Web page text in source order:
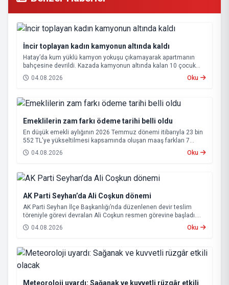
İncir toplayan kadın kamyonun altında kaldı
Hatay’da kum yüklü kamyon yokuşu çıkamayarak apartmanın
bahçesine devrildi. Kazada kamyonun altında kalan 10 çocuk
annesi 65 yaşındaki kadın hayatını kaybetti.
04.08.2026 Oku
Emeklilerin zam farkı ödeme tarihi belli oldu
En düşük emekli aylığının 2026 Temmuz dönemi itibarıyla 23 bin
552 TL'ye yükseltilmesi kapsamında oluşan maaş farkları 7
Ağustos 2026 tarihinde hesaplara yatırılacak.
04.08.2026 Oku
AK Parti Seyhan’da Ali Coşkun dönemi
AK Parti Seyhan İlçe Başkanlığı’nda düzenlenen devir teslim
töreniyle görevi devralan Ali Coşkun resmen görevine başladı.
Hizmet vurgusu yapan Coşkun, “AK Partili olmak, bu ülkenin her
metrekaresine sevdalı olmaktır” dedi.
04.08.2026 Oku
Meteoroloji uyardı: Sağanak ve kuvvetli rüzgâr etkili